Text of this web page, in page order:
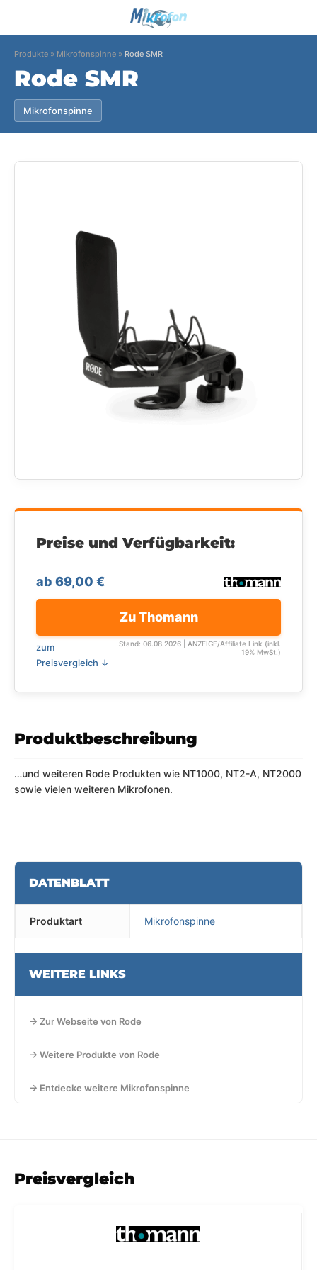
Produkte » Mikrofonspinne » Rode SMR
Rode SMR
Mikrofonspinne
Preise und Verfügbarkeit:
ab 69,00 €
Zu Thomann
zum
Preisvergleich ↓
Stand: 06.08.2026 | ANZEIGE/Affiliate Link (inkl.
19% MwSt.)
Produktbeschreibung
…und weiteren Rode Produkten wie NT1000, NT2-A, NT2000
sowie vielen weiteren Mikrofonen.
DATENBLATT
Produktart Mikrofonspinne
WEITERE LINKS
→ Zur Webseite von Rode
→ Weitere Produkte von Rode
→ Entdecke weitere Mikrofonspinne
Preisvergleich